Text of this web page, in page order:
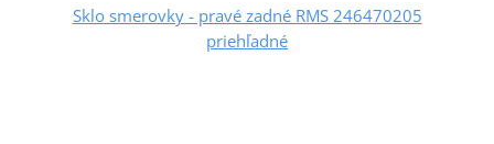
Sklo smerovky - pravé zadné RMS 246470205
priehľadné